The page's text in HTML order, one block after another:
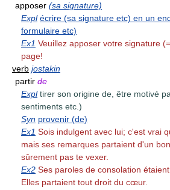
apposer (sa signature)
Expl écrire (sa signature etc) en un
formulaire etc)
Ex1 Veuillez apposer votre signature
page!
verb jostakin
partir de
Expl tirer son origine de, être motivé
sentiments etc.)
Syn provenir (de)
Ex1 Sois indulgent avec lui; c'est vrai
mais ses remarques partaient d'un
sûrement pas te vexer.
Ex2 Ses paroles de consolation
Elles partaient tout droit du cœur.